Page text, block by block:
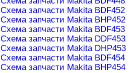
Схема запчасти Makita BDF452
Схема запчасти Makita BHP452
Схема запчасти Makita BDF453
Схема запчасти Makita DDF453
Схема запчасти Makita DHP453
Схема запчасти Makita BDF454
Схема запчасти Makita BHP454